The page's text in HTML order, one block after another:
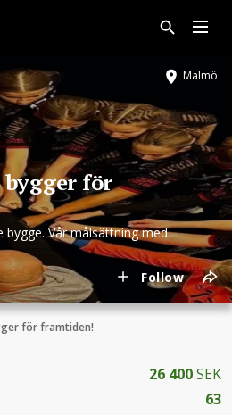
för
Vår målsättning med
Malmö
Follow
för framtiden!
26 400SEK
63